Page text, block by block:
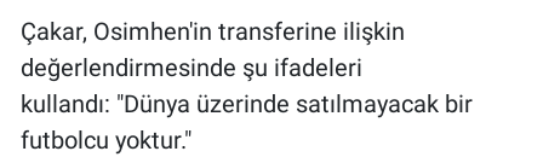
Çakar, Osimhen'in transferine ilişkin
değerlendirmesinde şu ifadeleri
kullandı: "Dünya üzerinde satılmayacak bir
futbolcu yoktur."